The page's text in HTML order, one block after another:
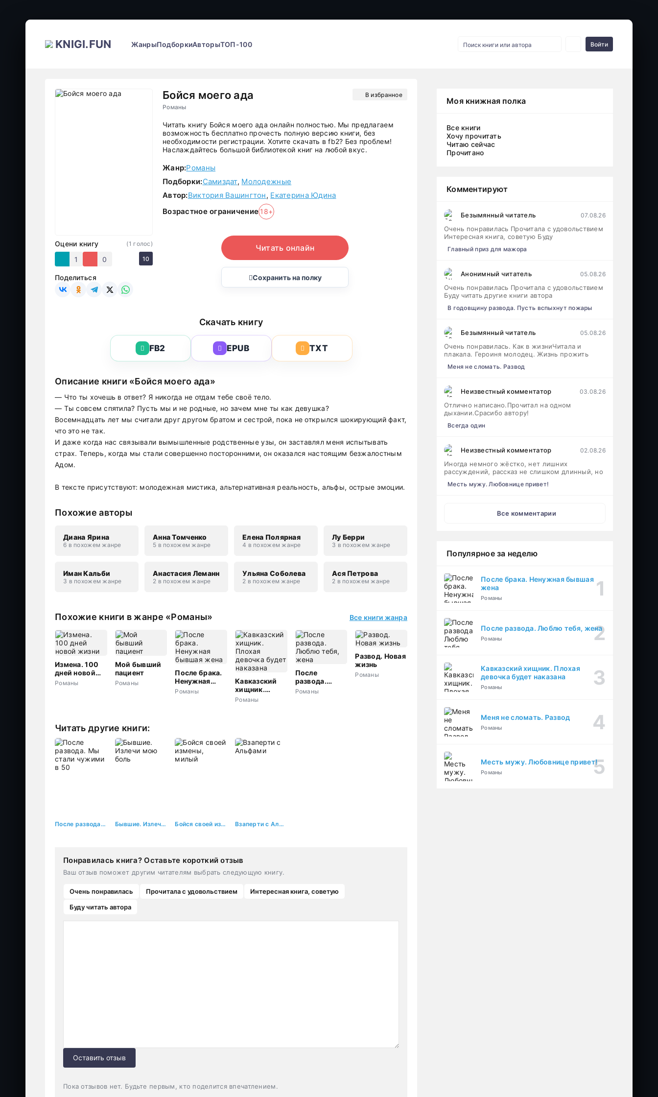
KNIGI.FUN ЖанрыПодборкиАвторыТОП-100 Войти
Бойся моего ада
Романы
В избранное
Оцени книгу
1
0
(1 голос)
10
Поделиться
Читать книгу Бойся моего ада онлайн полностью. Мы предлагаем
возможность бесплатно прочесть полную версию книги, без
необходимости регистрации. Хотите скачать в fb2? Без проблем!
Наслаждайтесь большой библиотекой книг на любой вкус.
Жанр:Романы
Подборки:Самиздат, Молодежные
Автор:Виктория Вашингтон, Екатерина Юдина
Возрастное ограничение 18+
Читать онлайн
Сохранить на полку
Скачать книгу
FB2 EPUB TXT
Описание книги «Бойся моего ада»
— Что ты хочешь в ответ? Я никогда не отдам тебе своё тело.
— Ты совсем спятила? Пусть мы и не родные, но зачем мне ты как девушка?
Восемнадцать лет мы считали друг другом братом и сестрой, пока не открылся шокирующий факт,
что это не так.
И даже когда нас связывали вымышленные родственные узы, он заставлял меня испытывать
страх. Теперь, когда мы стали совершенно посторонними, он оказался настоящим безжалостным
Адом.
В тексте присутствуют: молодежная мистика, альтернативная реальность, альфы, острые эмоции.
Похожие авторы
Диана Ярина
6 в похожем жанре
Анна Томченко
5 в похожем жанре
Елена Полярная
4 в похожем жанре
Лу Берри
3 в похожем жанре
Иман Кальби
3 в похожем жанре
Анастасия Леманн
2 в похожем жанре
Ульяна Соболева
2 в похожем жанре
Ася Петрова
2 в похожем жанре
Похожие книги в жанре «Романы» Все книги жанра
Измена. 100
дней новой
жизни
Романы
Мой бывший
пациент
Романы
После брака.
Ненужная
бывшая жена
Романы
Кавказский
хищник.
Плохая
Романы
После
развода.
Люблю тебя,
Романы
Развод. Новая
жизнь
Романы
Читать другие книги:
После развода. Мы стали чужими в 50 Бывшие. Излечи мою боль Бойся своей измены, милый Взаперти с Альфами
Понравилась книга? Оставьте короткий отзыв
Ваш отзыв поможет другим читателям выбрать следующую книгу.
Очень понравилась Прочитала с удовольствием
Интересная книга, советую
Буду читать автора
Оставить отзыв
Пока отзывов нет. Будьте первым, кто поделится впечатлением.
Моя книжная полка
Все книги
Хочу прочитать
Читаю сейчас
Прочитано
Комментируют
Безымянный читатель 07.08.26
Очень понравилась Прочитала с удовольствием
Интересная книга, советую Буду
Главный приз для мажора
Анонимный читатель 05.08.26
Очень понравилась Прочитала с удовольствием
Буду читать другие книги автора
В годовщину развода. Пусть вспыхнут пожары
Безымянный читатель 05.08.26
Очень понравилась. Как в жизниЧитала и
плакала. Героиня молодец. Жизнь прожить
Меня не сломать. Развод
Неизвестный комментатор 03.08.26
Отлично написано.Прочитал на одном
дыхании.Срасибо автору!
Всегда один
Неизвестный комментатор 02.08.26
Иногда немного жёстко, нет лишних
рассуждений, рассказ не слишком длинный, но
Месть мужу. Любовнице привет!
Все комментарии
Популярное за неделю
После брака. Ненужная бывшая
жена
Романы
После развода. Люблю тебя, жена
Романы
Кавказский хищник. Плохая
девочка будет наказана
Романы
Меня не сломать. Развод
Романы
Месть мужу. Любовнице привет!
Романы